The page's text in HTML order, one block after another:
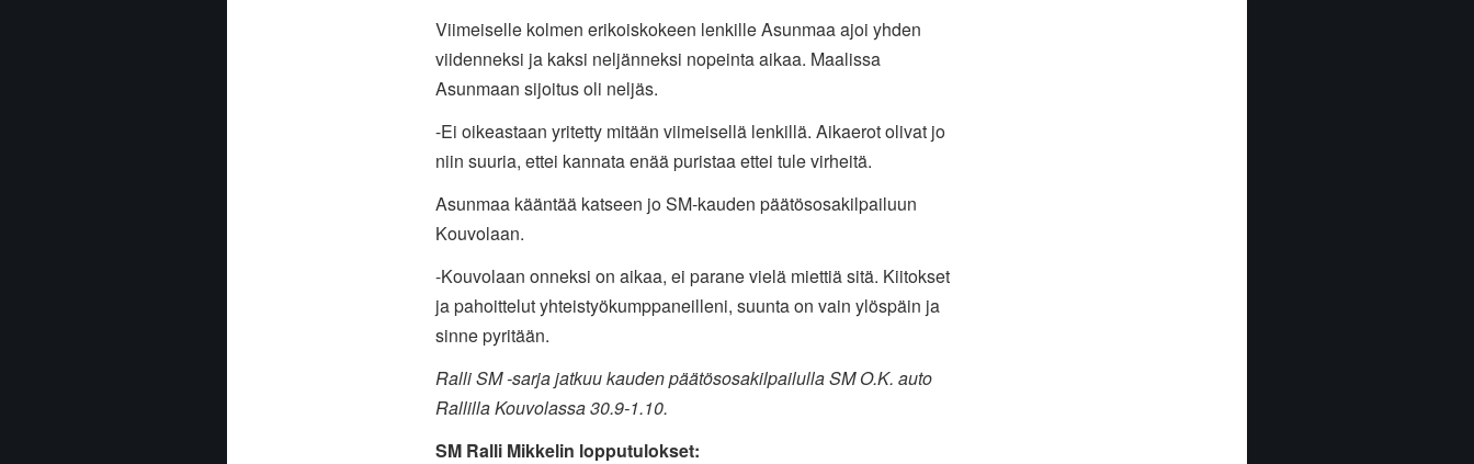
Viimeiselle kolmen erikoiskokeen lenkille Asunmaa ajoi yhden
viidenneksi ja kaksi neljänneksi nopeinta aikaa. Maalissa
Asunmaan sijoitus oli neljäs.
-Ei oikeastaan yritetty mitään viimeisellä lenkillä. Aikaerot olivat jo
niin suuria, ettei kannata enää puristaa ettei tule virheitä.
Asunmaa kääntää katseen jo SM-kauden päätösosakilpailuun
Kouvolaan.
-Kouvolaan onneksi on aikaa, ei parane vielä miettiä sitä. Kiitokset
ja pahoittelut yhteistyökumppaneilleni, suunta on vain ylöspäin ja
sinne pyritään.
Ralli SM -sarja jatkuu kauden päätösosakilpailulla SM O.K. auto
Rallilla Kouvolassa 30.9-1.10.
SM Ralli Mikkelin lopputulokset: